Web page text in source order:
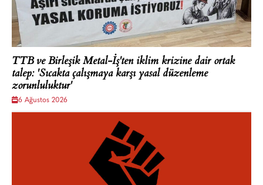
TTB ve Birleşik Metal-İş'ten iklim krizine dair ortak
talep: 'Sıcakta çalışmaya karşı yasal düzenleme
zorunluluktur'
6 Ağustos 2026